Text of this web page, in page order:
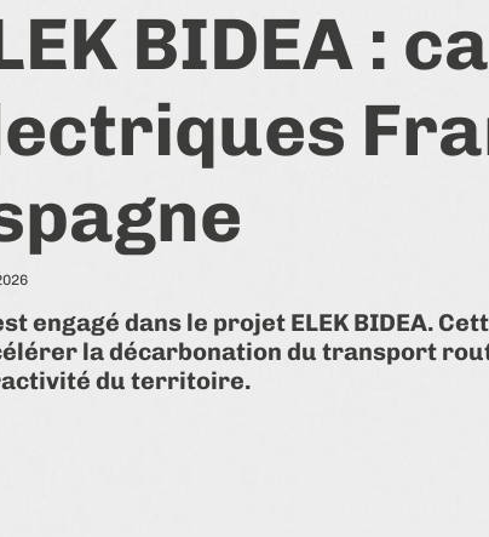
BIDEA :
engagé dans le projet ELEK BIDEA.
la décarbonation du transport
du territoire.